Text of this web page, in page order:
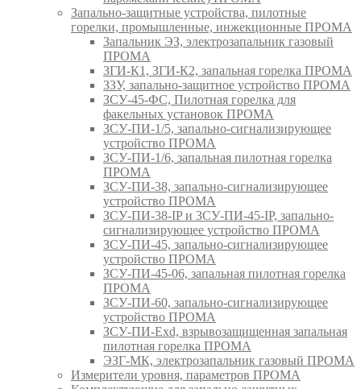
Запально-защитные устройства, пилотные
горелки, промышленные, инжекционные ПРОМА
Запальник ЭЗ, электрозапальник газовый
ПРОМА
ЗГИ-К1, ЗГИ-К2, запальная горелка ПРОМА
ЗЗУ, запально-защитное устройство ПРОМА
ЗСУ-45-ФС, Пилотная горелка для
факельных установок ПРОМА
ЗСУ-ПИ-1/5, запально-сигнализирующее
устройство ПРОМА
ЗСУ-ПИ-1/6, запальная пилотная горелка
ПРОМА
ЗСУ-ПИ-38, запально-сигнализирующее
устройство ПРОМА
ЗСУ-ПИ-38-IP и ЗСУ-ПИ-45-IP, запально-
сигнализирующее устройство ПРОМА
ЗСУ-ПИ-45, запально-сигнализирующее
устройство ПРОМА
ЗСУ-ПИ-45-06, запальная пилотная горелка
ПРОМА
ЗСУ-ПИ-60, запально-сигнализирующее
устройство ПРОМА
ЗСУ-ПИ-Exd, взрывозащищенная запальная
пилотная горелка ПРОМА
ЭЗГ-МК, электрозапальник газовый ПРОМА
Измерители уровня, параметров ПРОМА